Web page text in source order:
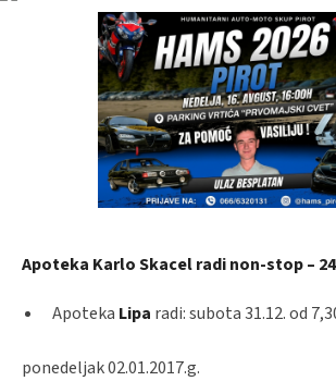
Apoteka Karlo Skacel radi non-stop –
Apoteka Lipa radi: subota 31.12. od
ponedeljak 02.01.2017.g.